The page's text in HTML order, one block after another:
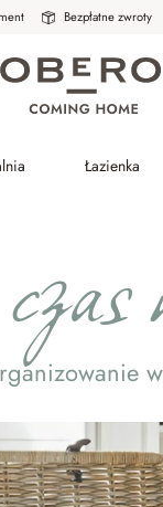
Bezpłatne zwroty
Łazienka